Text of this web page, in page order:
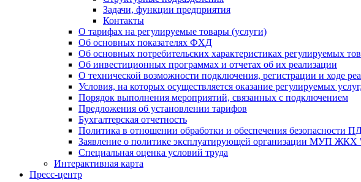
Задачи, функции предприятия
Контакты
О тарифах на регулируемые товары (услуги)
Об основных показателях ФХД
Об основных потребительских характеристиках регулируемых
Об инвестиционных программах и отчетах об их реализации
О технической возможности подключения, регистрации и ходе
Условия, на которых осуществляется оказание регулируемых
Порядок выполнения мероприятий, связанных с подключением
Предложения об установлении тарифов
Бухгалтерская отчетность
Политика в отношении обработки и обеспечения безопасности
Заявление о политике эксплуатирующей организации МУП ЖКХ
Специальная оценка условий труда
Интерактивная карта
Пресс-центр